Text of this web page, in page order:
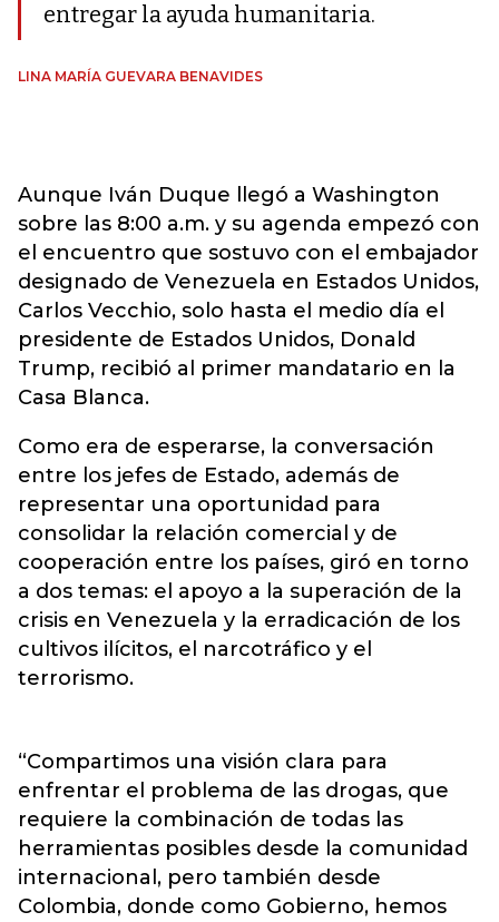
entregar la ayuda humanitaria.
LINA MARÍA GUEVARA BENAVIDES
Aunque Iván Duque llegó a Washington
sobre las 8:00 a.m. y su agenda empezó con
el encuentro que sostuvo con el embajador
designado de Venezuela en Estados Unidos,
Carlos Vecchio, solo hasta el medio día el
presidente de Estados Unidos, Donald
Trump, recibió al primer mandatario en la
Casa Blanca.
Como era de esperarse, la conversación
entre los jefes de Estado, además de
representar una oportunidad para
consolidar la relación comercial y de
cooperación entre los países, giró en torno
a dos temas: el apoyo a la superación de la
crisis en Venezuela y la erradicación de los
cultivos ilícitos, el narcotráfico y el
terrorismo.
“Compartimos una visión clara para
enfrentar el problema de las drogas, que
requiere la combinación de todas las
herramientas posibles desde la comunidad
internacional, pero también desde
Colombia, donde como Gobierno, hemos